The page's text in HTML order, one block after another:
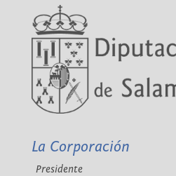
La Corporación
Presidente